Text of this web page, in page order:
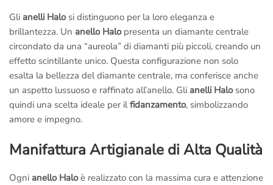
Gli anelli Halosi distinguono per la loro eleganza e
brillantezza. Un anello Halopresenta un diamante centrale
circondato da una “aureola” di diamanti più piccoli, creando un
effetto scintillante unico. Questa configurazione non solo
esalta la bellezza del diamante centrale, ma conferisce anche
un aspetto lussuoso e raffinato all’anello. Gli anelli Halosono
quindi una scelta ideale per ilfidanzamento, simbolizzando
amore e impegno.
Manifattura Artigianale di Alta Qualità
Ogni anello Haloè realizzato con la massima cura e attenzione